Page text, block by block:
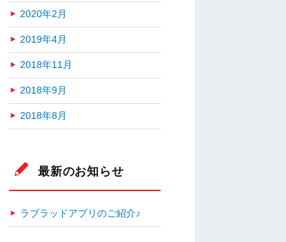
2020年2月
2019年4月
2018年11月
2018年9月
2018年8月
最新のお知らせ
ラブラッドアプリのご紹介♪